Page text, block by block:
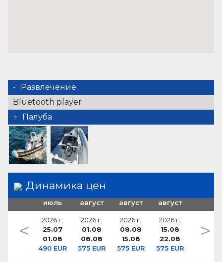
Развлечение
Bluetooth player
Палуба
Душ в кокпите
Sun awning (forward cockpit)
Динамика цен
июль
2026 г.
25.07
01.08
490 EUR
август
2026 г.
01.08
08.08
575 EUR
август
2026 г.
08.08
15.08
575 EUR
август
2026 г.
15.08
22.08
575 EUR
< >